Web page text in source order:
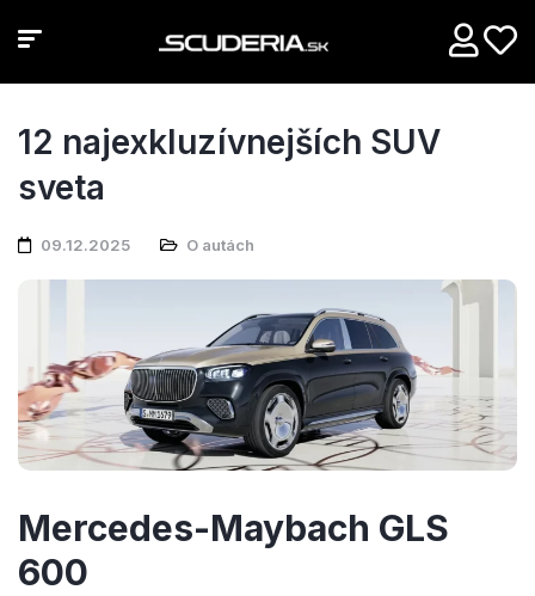
12 najexkluzívnejších SUV
sveta
09.12.2025 O autách
Mercedes-Maybach GLS
600